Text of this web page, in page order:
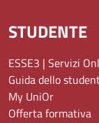
STUDENTE
ESSE3 | Servizi
Guida dello
My UniOr
Offerta formativa